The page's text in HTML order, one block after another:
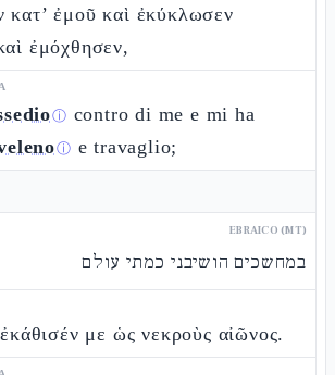
κατ’ ἐμοῦ καὶ ἐκύκλωσεν
ἐμόχθησεν,
ⓘ contro di me e mi ha
ⓘ e travaglio;
EBRAICO (MT)
במחשכים הושיבני כמתי עולם
με ὡς νεκροὺς αἰῶνος.